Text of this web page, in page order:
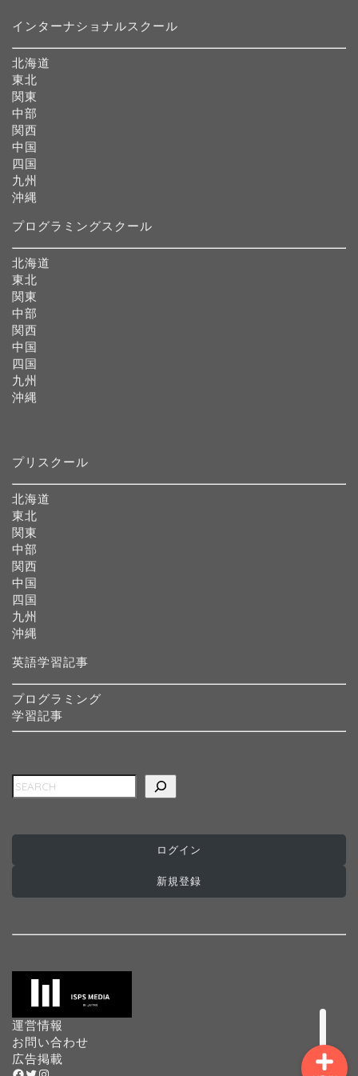
インターナショナルスクール
北海道
東北
関東
中部
関西
中国
四国
九州
沖縄
プログラミングスクール
北海道
東北
関東
中部
関西
中国
四国
九州
沖縄
プリスクール
北海道
東北
関東
中部
関西
中国
四国
九州
沖縄
英語学習記事
プログラミング
学習記事
検索
ログイン
新規登録
運営情報
お問い合わせ
広告掲載
Facebook Twitter Instagram